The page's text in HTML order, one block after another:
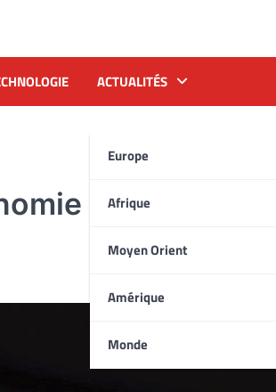
ACTUALITÉS
Europe
Afrique
Moyen Orient
Amérique
Monde
passe par une